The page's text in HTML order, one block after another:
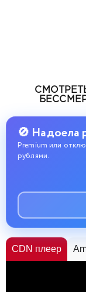
🚫 Надоела
Premium или
рублями.
CDN плеер